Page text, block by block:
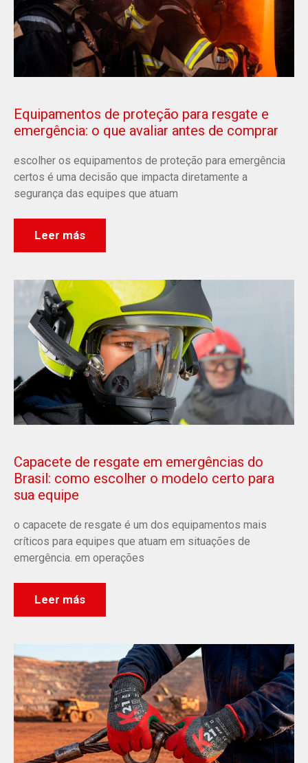
Equipamentos de proteção para resgate e
emergência: o que avaliar antes de comprar
escolher os equipamentos de proteção para emergência
certos é uma decisão que impacta diretamente a
segurança das equipes que atuam
Leer más
Capacete de resgate em emergências do
Brasil: como escolher o modelo certo para
sua equipe
o capacete de resgate é um dos equipamentos mais
críticos para equipes que atuam em situações de
emergência. em operações
Leer más